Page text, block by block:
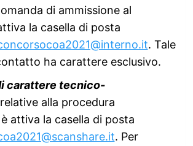
di ammissione al
la casella di posta
. Tale
ha carattere esclusivo.
carattere tecnico-
alla procedura
attiva la casella di posta
. Per